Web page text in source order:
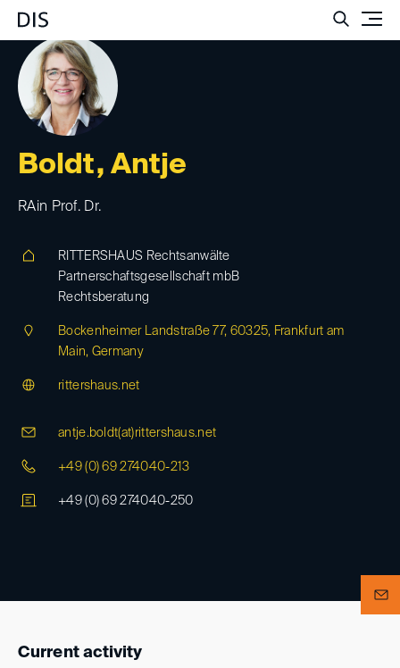
Boldt, Antje
RAin Prof. Dr.
RITTERSHAUS Rechtsanwälte
Partnerschaftsgesellschaft mbB
Rechtsberatung
Bockenheimer Landstraße 77, 60325, Frankfurt am
Main, Germany
rittershaus.net
antje.boldt(at)rittershaus.net
+49 (0) 69 274040-213
+49 (0) 69 274040-250
Current activity